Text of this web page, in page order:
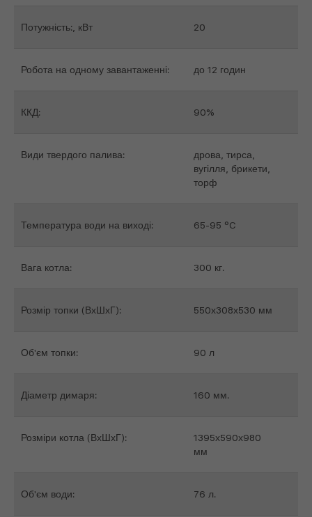
Потужність:, кВт 20
Робота на одному завантаженні: до 12 годин
ККД: 90%
Види твердого палива:
дрова, тирса,
вугілля, брикети,
торф
Температура води на виході: 65-95 °C
Вага котла: 300 кг.
Розмір топки (ВхШхГ): 550х308х530 мм
Об'єм топки: 90 л
Діаметр димаря: 160 мм.
Розміри котла (ВхШхГ):
1395х590х980
мм
Об'єм води: 76 л.